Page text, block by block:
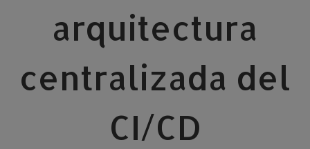
arquitectura
centralizada del
CI/CD